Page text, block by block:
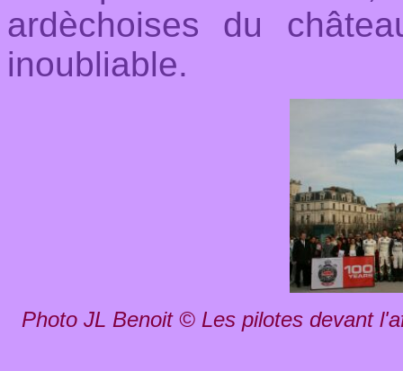
ardèchoises du
inoubliable.
Photo JL Benoit © Les pilotes devant